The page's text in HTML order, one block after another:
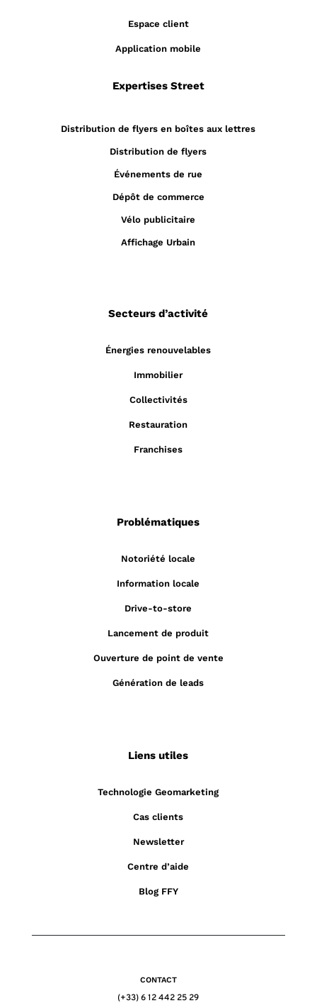
Espace client
Application mobile
Expertises Street
Distribution de flyers en boîtes aux lettres
Distribution de flyers
Événements de rue
Dépôt de commerce
Vélo publicitaire
Affichage Urbain
Secteurs d’activité
Énergies renouvelables
Immobilier
Collectivités
Restauration
Franchises
Problématiques
Notoriété locale
Information locale
Drive-to-store
Lancement de produit
Ouverture de point de vente
Génération de leads
Liens utiles
Technologie Geomarketing
Cas clients
Newsletter
Centre d’aide
Blog FFY
CONTACT
(+33) 6 12 442 25 29